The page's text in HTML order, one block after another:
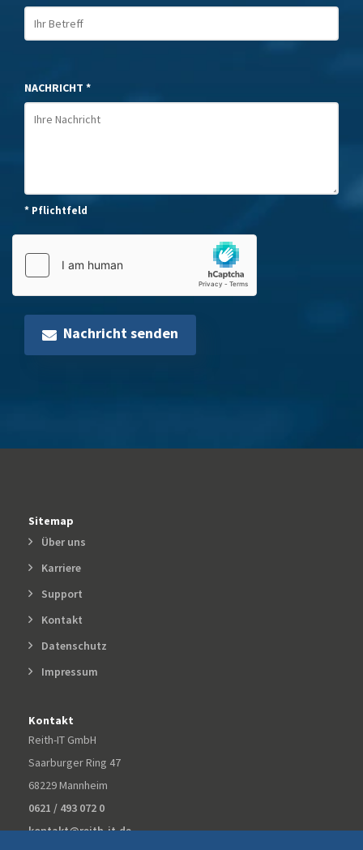
NACHRICHT *
* Pflichtfeld
Nachricht senden
Sitemap
Über uns
Karriere
Support
Kontakt
Datenschutz
Impressum
Kontakt
Reith-IT GmbH
Saarburger Ring 47
68229 Mannheim
0621 / 493 072 0
kontakt@reith-it.de